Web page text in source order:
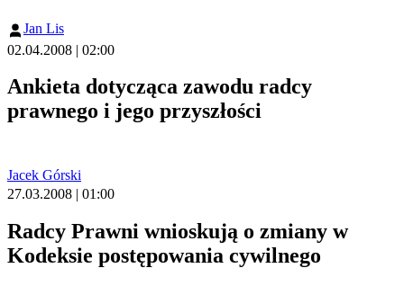
Jan Lis
02.04.2008 | 02:00
Ankieta dotycząca zawodu radcy
prawnego i jego przyszłości
Jacek Górski
27.03.2008 | 01:00
Radcy Prawni wnioskują o zmiany w
Kodeksie postępowania cywilnego